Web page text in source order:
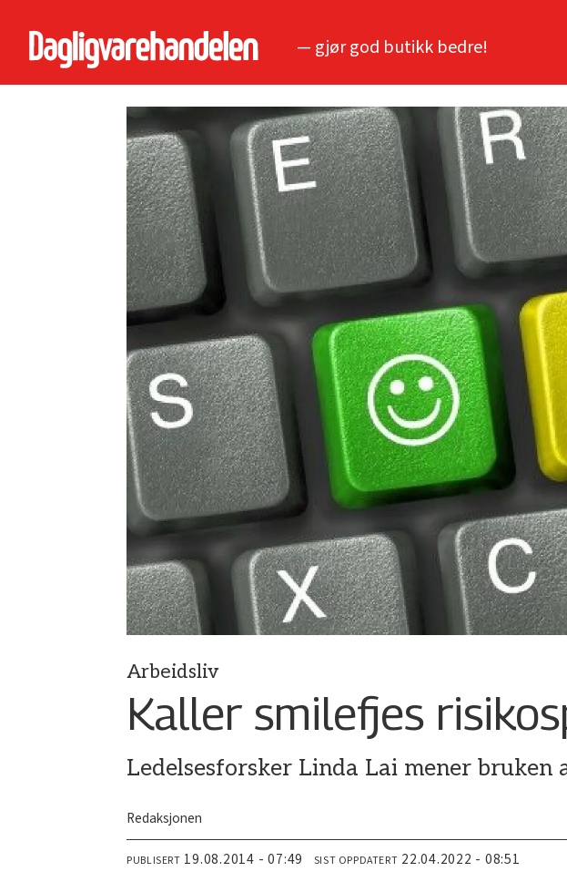
— gjør god butikk bedre!
Arbeidsliv
Kaller smilefjes
Ledelsesforsker Linda Lai mener
Redaksjonen
PUBLISERT 19.08.2014 - 07:49 SIST OPPDATERT 22.04.2022 - 08:51